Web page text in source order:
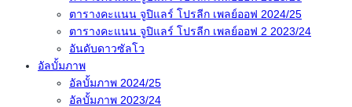
ตารางคะแนน จูปิแลร์ โปรลีก เพลย์ออฟ 2024/25
ตารางคะแนน จูปิแลร์ โปรลีก เพลย์ออฟ 2 2023/24
อันดับดาวซัลโว
อัลบั้มภาพ
อัลบั้มภาพ 2024/25
อัลบั้มภาพ 2023/24